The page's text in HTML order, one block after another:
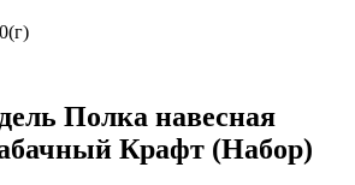
Полка навесная
Крафт (Набор)